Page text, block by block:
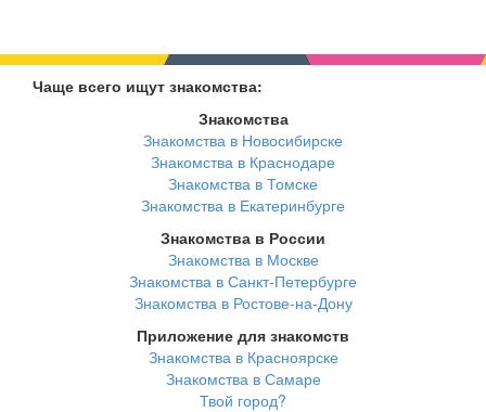
Чаще всего ищут знакомства:
Знакомства
Знакомства в Новосибирске
Знакомства в Краснодаре
Знакомства в Томске
Знакомства в Екатеринбурге
Знакомства в России
Знакомства в Москве
Знакомства в Санкт-Петербурге
Знакомства в Ростове-на-Дону
Приложение для знакомств
Знакомства в Красноярске
Знакомства в Самаре
Твой город?